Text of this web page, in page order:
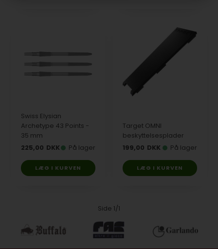
Swiss Elysian
Archetype 43 Points -
35 mm
225,00 DKK På lager
Target OMNI
beskyttelsesplader
199,00 DKK På lager
Side 1/1